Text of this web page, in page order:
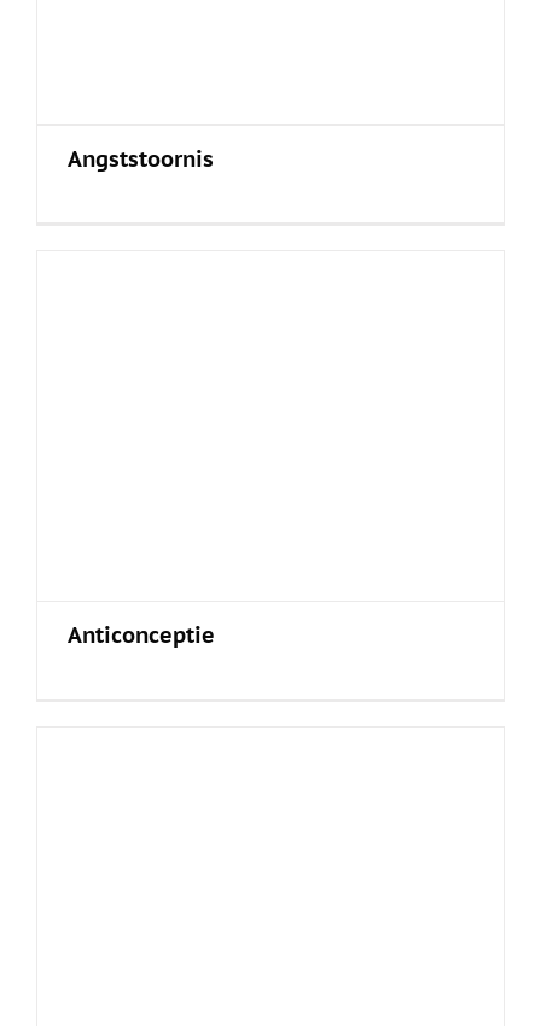
Angststoornis
Anticonceptie